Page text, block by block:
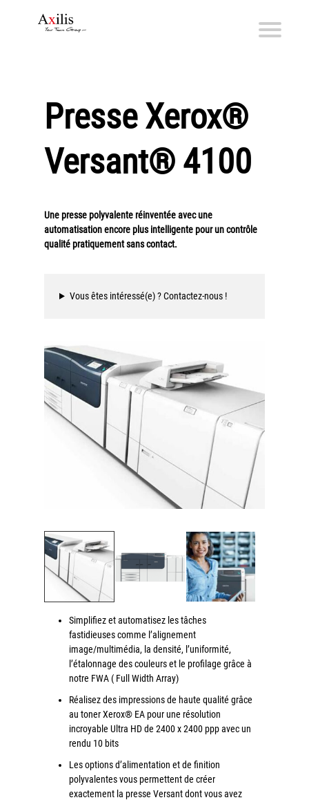
Axilis s’engage
Solutions dématérialisation
Numérisation des Notes de Frais
Sécurité et sauvegarde des données
Workflow Central
Simplifiez la gestion RH de votre entreprise avec un logiciel
tout-en-un
Gammes d’équipements et services d’impression
Imprimantes de bureau
Presses numériques et imprimantes de production
Traceurs grands formats
Imprimante Xerox® PrimeLink® PrimeLink C9200
Gamme d’imprimantes Xerox® AltaLink® C8200 à
capacités d’impression élevées
couleur
Imprimante multifonctions couleur Xerox® VersaLink®
C7120/C7125/C7130
Capture numérisation de documents
RISC Box
Services
Audit de Sécurité Informatique
Sécurité des Réseaux
Presse Xerox®
Versant® 4100
Une presse polyvalente réinventée avec une
automatisation encore plus intelligente pour un contrôle
qualité pratiquement sans contact.
Vous êtes intéressé(e) ? Contactez-nous !
Simplifiez et automatisez les tâches
fastidieuses comme l’alignement
image/multimédia, la densité, l’uniformité,
l’étalonnage des couleurs et le profilage grâce à
notre FWA ( Full Width Array)
Réalisez des impressions de haute qualité grâce
au toner Xerox® EA pour une résolution
incroyable Ultra HD de 2400 x 2400 ppp avec un
rendu 10 bits
Les options d’alimentation et de finition
polyvalentes vous permettent de créer
exactement la presse Versant dont vous avez